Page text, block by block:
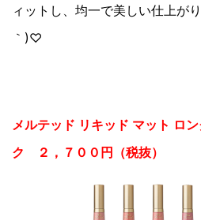
ィットし、均一で美しい仕上が
｀)♡
メルテッド リキッド マット ロ
ク ２，７００円（税抜）